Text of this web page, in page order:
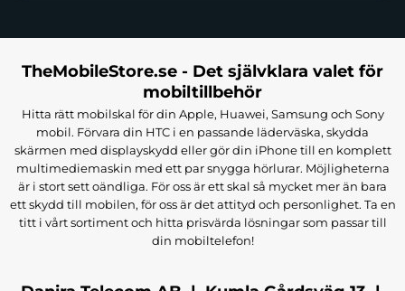
TheMobileStore.se - Det självklara valet för
mobiltillbehör
Hitta rätt mobilskal för din Apple, Huawei, Samsung och Sony
mobil. Förvara din HTC i en passande läderväska, skydda
skärmen med displayskydd eller gör din iPhone till en komplett
multimediemaskin med ett par snygga hörlurar. Möjligheterna
är i stort sett oändliga. För oss är ett skal så mycket mer än bara
ett skydd till mobilen, för oss är det attityd och personlighet. Ta en
titt i vårt sortiment och hitta prisvärda lösningar som passar till
din mobiltelefon!